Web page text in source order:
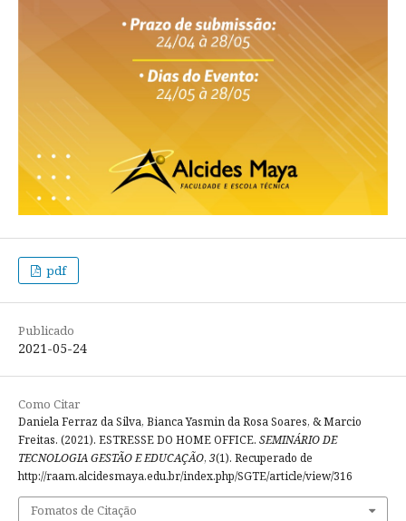
pdf
Publicado
2021-05-24
Como Citar
Daniela Ferraz da Silva, Bianca Yasmin da Rosa Soares, & Marcio
Freitas. (2021). ESTRESSE DO HOME OFFICE. SEMINÁRIO DE
TECNOLOGIA GESTÃO E EDUCAÇÃO, 3(1). Recuperado de
http://raam.alcidesmaya.edu.br/index.php/SGTE/article/view/316
Fomatos de Citação